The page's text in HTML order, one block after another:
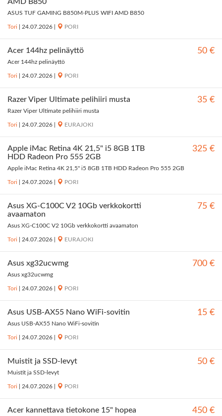
ASUS TUF GAMING B850M-PLUS WIFI AMD B850
Tori 24.07.2026 PORI
Acer 144hz pelinäyttö 50 €
Acer 144hz pelinäyttö
Tori 24.07.2026 PORI
Razer Viper Ultimate pelihiiri musta 35 €
Razer Viper Ultimate pelihiiri musta
Tori 24.07.2026 EURAJOKI
Apple iMac Retina 4K 21,5" i5 8GB 1TB
HDD Radeon Pro 555 2GB
325 €
Apple iMac Retina 4K 21,5" i5 8GB 1TB HDD Radeon Pro 555 2GB
Tori 24.07.2026 PORI
Asus XG-C100C V2 10Gb verkkokortti
avaamaton
75 €
Asus XG-C100C V2 10Gb verkkokortti avaamaton
Tori 24.07.2026 EURAJOKI
Asus xg32ucwmg 700 €
Asus xg32ucwmg
Tori 24.07.2026 PORI
Asus USB-AX55 Nano WiFi-sovitin 15 €
Asus USB-AX55 Nano WiFi-sovitin
Tori 24.07.2026 PORI
Muistit ja SSD-levyt 50 €
Muistit ja SSD-levyt
Tori 24.07.2026 PORI
Acer kannettava tietokone 15" hopea 450 €